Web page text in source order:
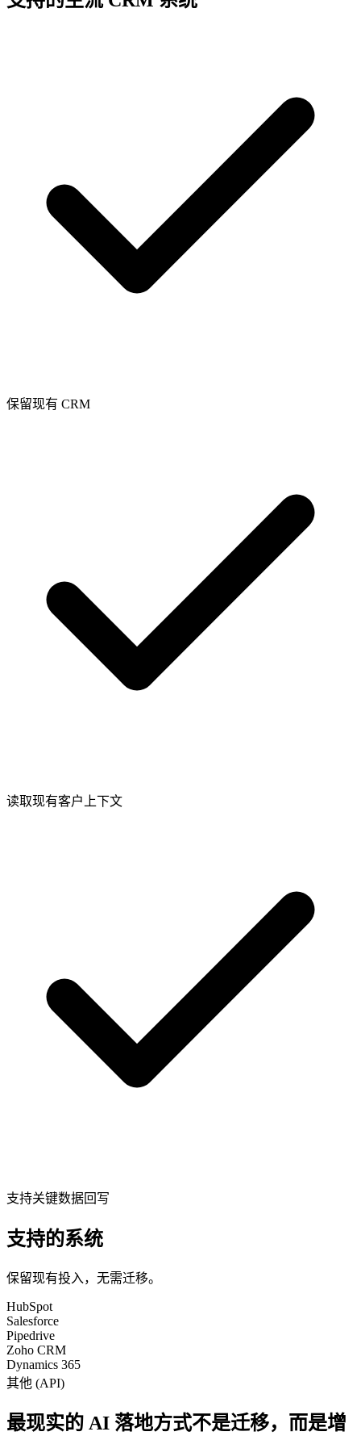
保留现有 CRM
读取现有客户上下文
支持关键数据回写
支持的系统
保留现有投入，无需迁移。
HubSpot
Salesforce
Pipedrive
Zoho CRM
Dynamics 365
其他 (API)
最现实的 AI 落地方式不是迁移，而是增